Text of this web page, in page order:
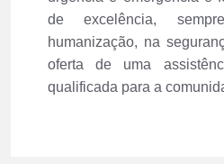
capacidade de
urgência e emergência e
de excelência,
oferta de uma